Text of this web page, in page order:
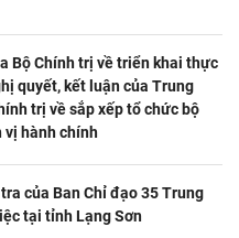
Bộ Chính trị về triển khai thực
quyết, kết luận của Trung
trị về sắp xếp tổ chức bộ
vị hành chính
của Ban Chỉ đạo 35 Trung
tại tỉnh Lạng Sơn